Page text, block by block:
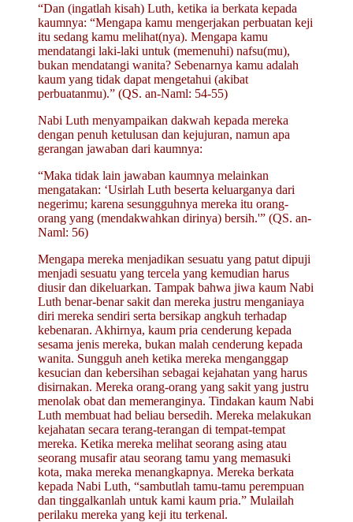
“Dan (ingatlah kisah) Luth, ketika ia berkata kepada
kaumnya: “Mengapa kamu mengerjakan perbuatan keji
itu sedang kamu melihat(nya). Mengapa kamu
mendatangi laki-laki untuk (memenuhi) nafsu(mu),
bukan mendatangi wanita? Sebenarnya kamu adalah
kaum yang tidak dapat mengetahui (akibat
perbuatanmu).” (QS. an-Naml: 54-55)
Nabi Luth menyampaikan dakwah kepada mereka
dengan penuh ketulusan dan kejujuran, namun apa
gerangan jawaban dari kaumnya:
“Maka tidak lain jawaban kaumnya melainkan
mengatakan: ‘Usirlah Luth beserta keluarganya dari
negerimu; karena sesungguhnya mereka itu orang-
orang yang (mendakwahkan dirinya) bersih.'” (QS. an-
Naml: 56)
Mengapa mereka menjadikan sesuatu yang patut dipuji
menjadi sesuatu yang tercela yang kemudian harus
diusir dan dikeluarkan. Tampak bahwa jiwa kaum Nabi
Luth benar-benar sakit dan mereka justru menganiaya
diri mereka sendiri serta bersikap angkuh terhadap
kebenaran. Akhirnya, kaum pria cenderung kepada
sesama jenis mereka, bukan malah cenderung kepada
wanita. Sungguh aneh ketika mereka menganggap
kesucian dan kebersihan sebagai kejahatan yang harus
disirnakan. Mereka orang-orang yang sakit yang justru
menolak obat dan memeranginya. Tindakan kaum Nabi
Luth membuat had beliau bersedih. Mereka melakukan
kejahatan secara terang-terangan di tempat-tempat
mereka. Ketika mereka melihat seorang asing atau
seorang musafir atau seorang tamu yang memasuki
kota, maka mereka menangkapnya. Mereka berkata
kepada Nabi Luth, “sambutlah tamu-tamu perempuan
dan tinggalkanlah untuk kami kaum pria.” Mulailah
perilaku mereka yang keji itu terkenal.